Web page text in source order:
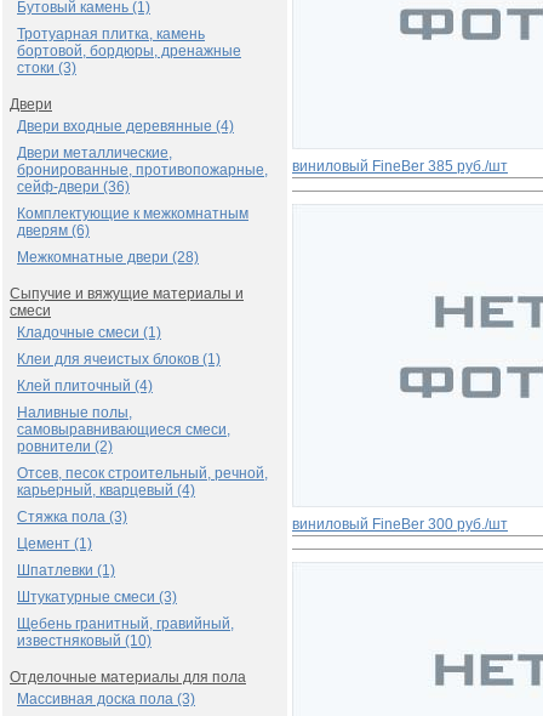
Бутовый камень (1)
Тротуарная плитка, камень
бортовой, бордюры, дренажные
стоки (3)
Двери
Двери входные деревянные (4)
Двери металлические,
бронированные, противопожарные,
сейф-двери (36)
Комплектующие к межкомнатным
дверям (6)
Межкомнатные двери (28)
Сыпучие и вяжущие материалы и
смеси
Кладочные смеси (1)
Клеи для ячеистых блоков (1)
Клей плиточный (4)
Наливные полы,
самовыравнивающиеся смеси,
ровнители (2)
Отсев, песок строительный, речной,
карьерный, кварцевый (4)
Стяжка пола (3)
Цемент (1)
Шпатлевки (1)
Штукатурные смеси (3)
Щебень гранитный, гравийный,
известняковый (10)
Отделочные материалы для пола
Массивная доска пола (3)
виниловый FinеBer 385 руб./шт
виниловый FinеBer 300 руб./шт